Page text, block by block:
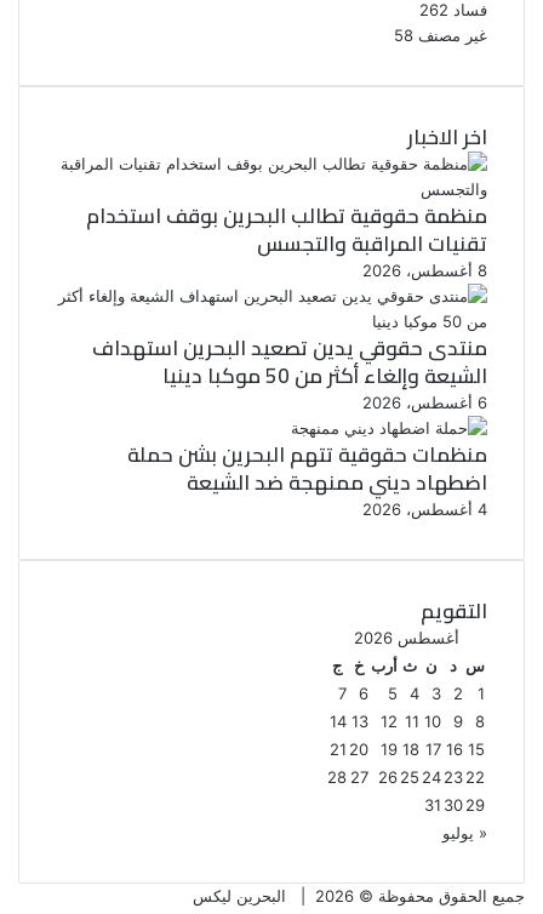
فساد 262
غير مصنف 58
اخر الاخبار
منظمة حقوقية تطالب البحرين بوقف استخدام
تقنيات المراقبة والتجسس
8 أغسطس، 2026
منتدى حقوقي يدين تصعيد البحرين استهداف
الشيعة وإلغاء أكثر من 50 موكبا دينيا
6 أغسطس، 2026
منظمات حقوقية تتهم البحرين بشن حملة
اضطهاد ديني ممنهجة ضد الشيعة
4 أغسطس، 2026
التقويم
أغسطس 2026
س د ن ث أرب خ
ج
1
2
3
4
5
6
7
8
9
10
11
12
13
14
15
16
17
18
19
20
21
22
23
24
25
26
27
28
29
30
31
« يوليو
جميع الحقوق محفوظة © 2026 |
البحرين ليكس